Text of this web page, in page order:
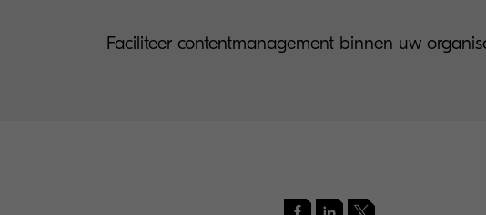
Faciliteer contentmanagement binnen uw